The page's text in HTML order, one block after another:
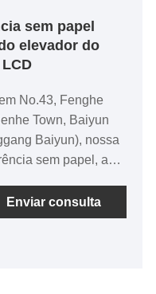
sem papel
elevador do
No.43, Fenghe
Town, Baiyun
Baiyun), nossa
sem papel, a
de
sem papel. Como
Enviar consulta